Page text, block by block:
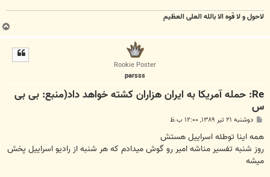
لاحول و لا قوه الا بالله العلی العظیم
Rookie Poster
parsss
Re: حمله آمريکا به ايران هزاران کشته خواهد داد(منبع: بی بی
س
ت
دوشنبه ۲۱ تیر ۱۳۸۹, ۱۲:۰۰ ب.ظ
همه اینا توطئه اسراییل هستش
روز شنبه تفسیر مناشه امیر رو گوش میدادم که هر شنبه از رادیو اسراییل پخش
میشه